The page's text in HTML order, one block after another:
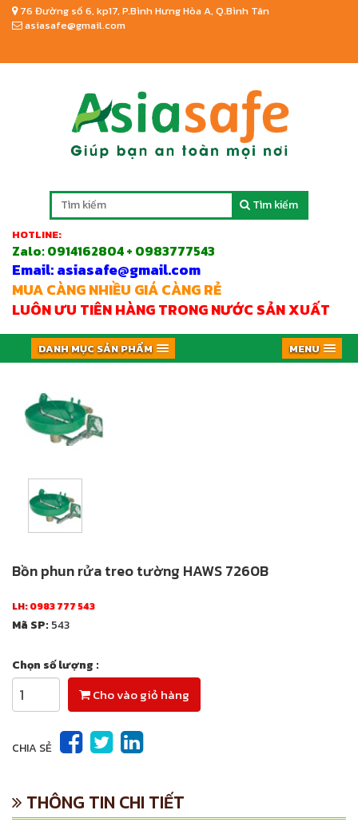
76 Đường số 6, kp17, P.Bình Hưng Hòa A, Q.Bình Tân
asiasafe@gmail.com
Tìm kiếm
HOTLINE:
Zalo:0914162804 + 0983777543
Email: asiasafe@gmail.com
MUA CÀNG NHIỀU GIÁ CÀNG RẺ
LUÔN ƯU TIÊN HÀNG TRONG NƯỚC SẢN XUẤT
DANH MỤC SẢN PHẨM MENU
Bồn phun rửa treo tường HAWS 7260B
LH:0983 777 543
Mã SP: 543
Chọn số lượng :
Cho vào giỏ hàng
CHIA SẺ
THÔNG TIN CHI TIẾT